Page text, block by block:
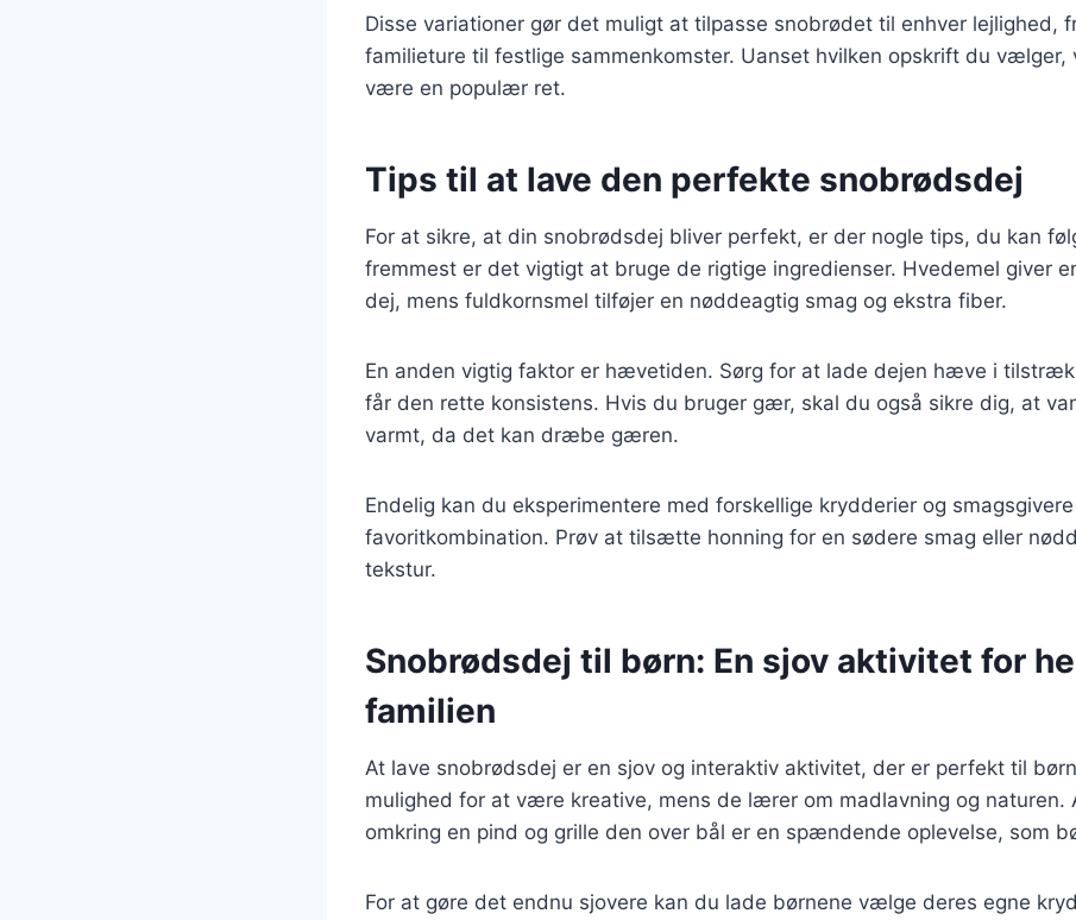
Disse variationer gør det muligt at tilpasse snobrødet til enhver lejlighed,
familieture til festlige sammenkomster. Uanset hvilken opskrift du vælger,
være en populær ret.
Tips til at lave den perfekte snobrødsdej
For at sikre, at din snobrødsdej bliver perfekt, er der nogle tips, du kan
fremmest er det vigtigt at bruge de rigtige ingredienser. Hvedemel giver
dej, mens fuldkornsmel tilføjer en nøddeagtig smag og ekstra fiber.
En anden vigtig faktor er hævetiden. Sørg for at lade dejen hæve i
får den rette konsistens. Hvis du bruger gær, skal du også sikre dig, at
varmt, da det kan dræbe gæren.
Endelig kan du eksperimentere med forskellige krydderier og
favoritkombination. Prøv at tilsætte honning for en sødere smag eller
tekstur.
Snobrødsdej til børn: En sjov aktivitet for
familien
At lave snobrødsdej er en sjov og interaktiv aktivitet, der er perfekt til
mulighed for at være kreative, mens de lærer om madlavning og naturen.
omkring en pind og grille den over bål er en spændende oplevelse, som
For at gøre det endnu sjovere kan du lade børnene vælge deres egne